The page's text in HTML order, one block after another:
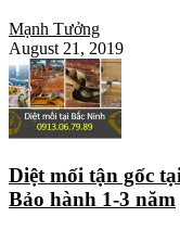
Mạnh Tưởng
August 21, 2019
Diệt mối tận gốc
Bảo hành 1-3 năm